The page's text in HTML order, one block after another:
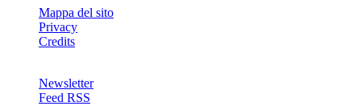
Mappa del sito
Privacy
Credits
Newsletter
Feed RSS